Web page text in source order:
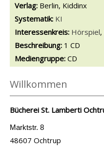
Verlag: Berlin, Kiddinx
opens in new tab
Diesen Link in neuem Tab
Systematik: Suche nach
KI
Interessenkreis: Suche
Hörspiel,
Beschreibung: 1 CD
Suche nach dieser
Mediengruppe: CD
Willkommen
Bücherei St. Lamberti
Marktstr. 8
48607 Ochtrup